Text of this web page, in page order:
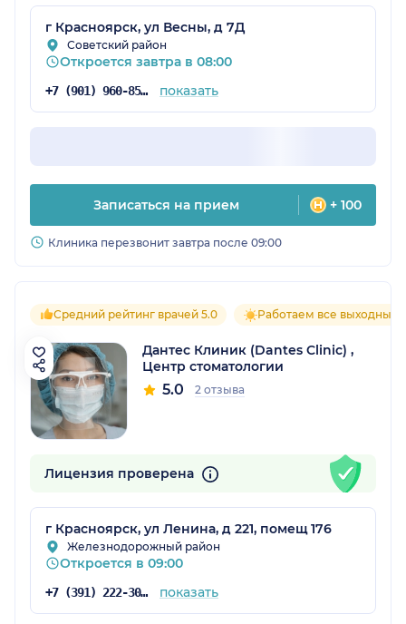
не ждали.
г Красноярск, ул Весны, д 7Д
Советский район
Откроется завтра в 08:00
+7 (901) 960-85-97 показать
Записаться на прием + 100
Клиника перезвонит завтра после 09:00
Средний рейтинг врачей 5.0 Работаем все выходные
Дантес Клиник (Dantes Clinic) ,
Центр стоматологии
5.0 2 отзыва
Лицензия проверена
г Красноярск, ул Ленина, д 221, помещ 176
Железнодорожный район
Откроется в 09:00
+7 (391) 222-30-10 показать